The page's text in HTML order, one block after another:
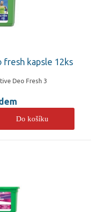
fresh kapsle 12ks
Deo Fresh 3
Do košíku